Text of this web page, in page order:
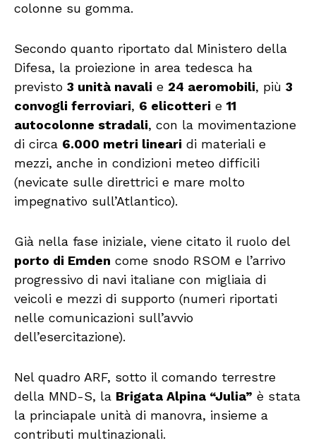
colonne su gomma.
Secondo quanto riportato dal Ministero della
Difesa, la proiezione in area tedesca ha
previsto 3 unità navali e 24 aeromobili, più 3
convogli ferroviari, 6 elicotteri e 11
autocolonne stradali, con la movimentazione
di circa 6.000 metri lineari di materiali e
mezzi, anche in condizioni meteo difficili
(nevicate sulle direttrici e mare molto
impegnativo sull’Atlantico).
Già nella fase iniziale, viene citato il ruolo del
porto di Emden come snodo RSOM e l’arrivo
progressivo di navi italiane con migliaia di
veicoli e mezzi di supporto (numeri riportati
nelle comunicazioni sull’avvio
dell’esercitazione).
Nel quadro ARF, sotto il comando terrestre
della MND-S, la Brigata Alpina “Julia” è stata
la princiapale unità di manovra, insieme a
contributi multinazionali.